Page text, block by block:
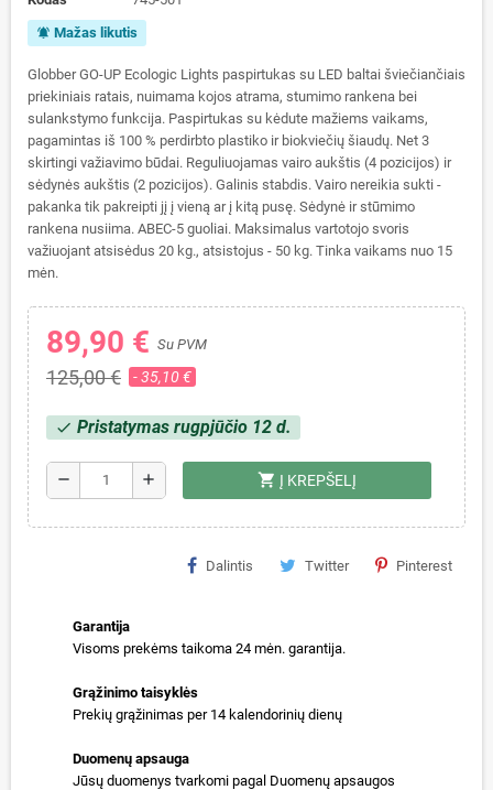
notifications_active Mažas likutis
Globber GO-UP Ecologic Lights paspirtukas su LED baltai šviečiančiais
priekiniais ratais, nuimama kojos atrama, stumimo rankena bei
sulankstymo funkcija. Paspirtukas su kėdute mažiems vaikams,
pagamintas iš 100 % perdirbto plastiko ir biokviečių šiaudų. Net 3
skirtingi važiavimo būdai. Reguliuojamas vairo aukštis (4 pozicijos) ir
sėdynės aukštis (2 pozicijos). Galinis stabdis. Vairo nereikia sukti -
pakanka tik pakreipti jį į vieną ar į kitą pusę. Sėdynė ir stūmimo
rankena nusiima. ABEC-5 guoliai. Maksimalus vartotojo svoris
važiuojant atsisėdus 20 kg., atsistojus - 50 kg. Tinka vaikams nuo 15
mėn.
89,90 € Su PVM
125,00 € - 35,10 €
check Pristatymas rugpjūčio 12 d.
remove add shopping_cart Į KREPŠELĮ
Dalintis Twitter Pinterest
Garantija
Visoms prekėms taikoma 24 mėn. garantija.
Grąžinimo taisyklės
Prekių grąžinimas per 14 kalendorinių dienų
Duomenų apsauga
Jūsų duomenys tvarkomi pagal Duomenų apsaugos